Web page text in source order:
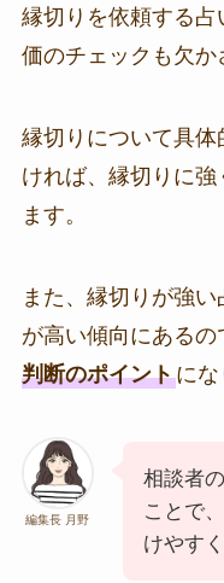
縁切りを依頼する
価のチェックも欠か
縁切りについて具
ければ、縁切りに強
ます。
また、縁切りが強
が高い傾向にあるの
判断のポイントにな
編集長 月野
相談者
ことで
けやす